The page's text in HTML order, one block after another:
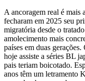
A ancoragem real é mais
fecharam em 2025 seu
migratória desde o
amolecimento mais
países em duas
hoje assiste a séries BL
pais teriam boicotado.
anos têm um letramento